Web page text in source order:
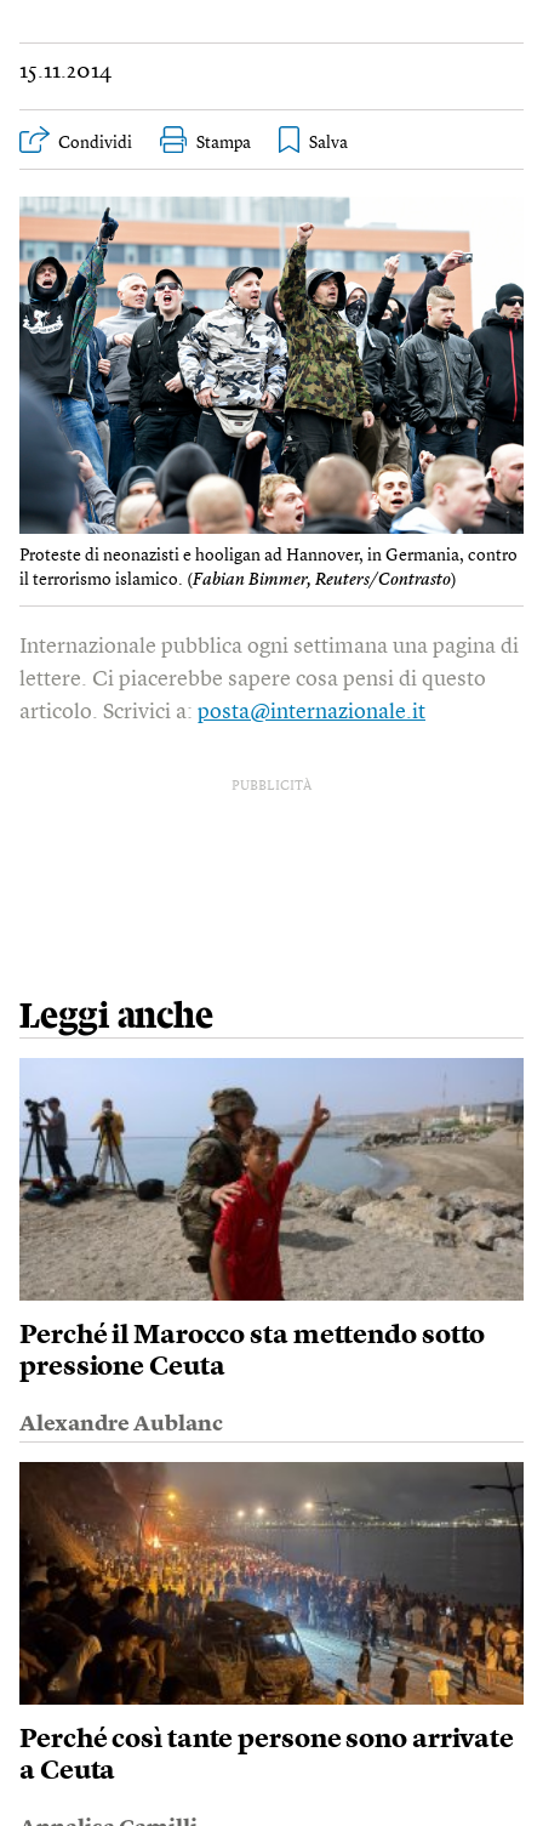
15.11.2014
Condividi Stampa
Proteste di neonazisti e hooligan ad Hannover, in Germania, contro
il terrorismo islamico. (Fabian Bimmer, Reuters/Contrasto)
Internazionale pubblica ogni settimana una pagina di
lettere. Ci piacerebbe sapere cosa pensi di questo
articolo. Scrivici a: posta@internazionale.it
PUBBLICITÀ
Leggi anche
Perché il Marocco sta mettendo sotto
pressione Ceuta
Alexandre Aublanc
Perché così tante persone sono arrivate
a Ceuta